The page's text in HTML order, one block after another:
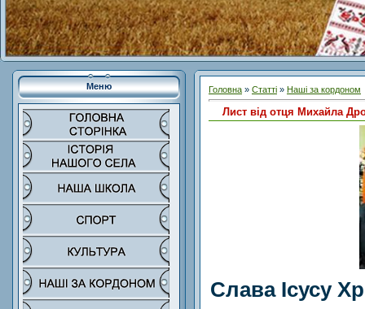
Меню Головна » Статті » Наші за кордоном
Лист від отця Михайла
Слава Ісусу